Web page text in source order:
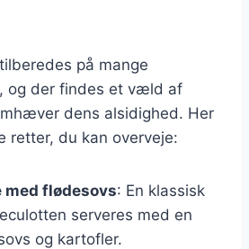
på mange
og der findes et væld af
dens alsidighed. Her
retter, du kan overveje:
flødesovs: En klassisk
serveres med en
og kartofler.